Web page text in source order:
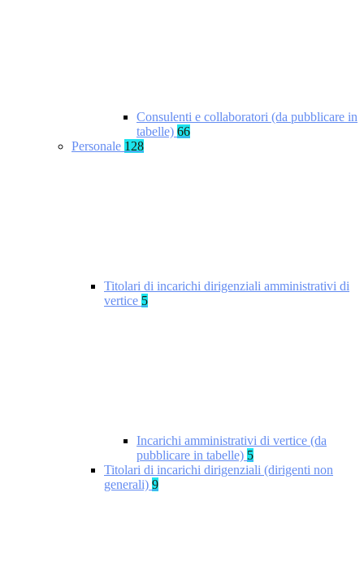
Consulenti e collaboratori (da pubblicare in
tabelle) 66
Personale 128
Titolari di incarichi dirigenziali amministrativi di
vertice 5
Incarichi amministrativi di vertice (da
pubblicare in tabelle) 5
Titolari di incarichi dirigenziali (dirigenti non
generali) 9